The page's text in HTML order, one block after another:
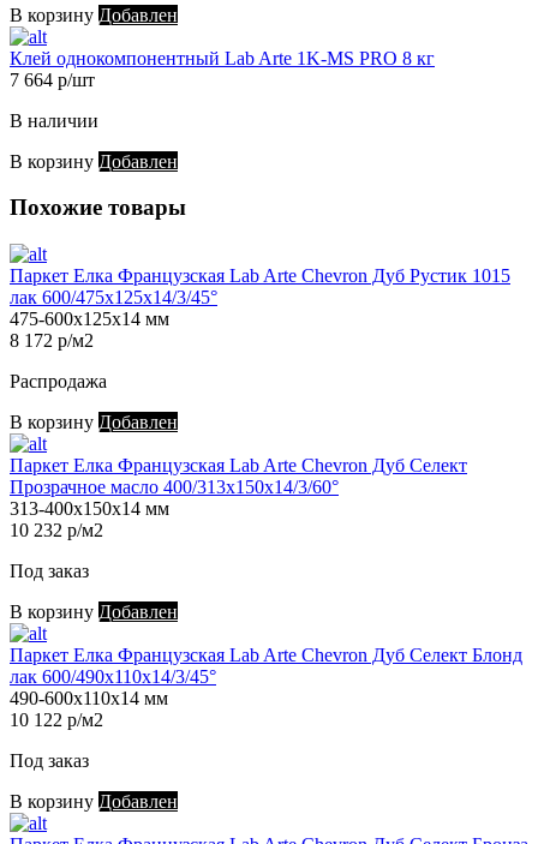
В корзину Добавлен
Клей однокомпонентный Lab Arte 1K-MS PRO 8 кг
7 664 р/шт
В наличии
В корзину Добавлен
Похожие товары
Паркет Елка Французская Lab Arte Chevron Дуб Рустик 1015
лак 600/475х125х14/3/45°
475-600х125х14 мм
8 172 р/м2
Распродажа
В корзину Добавлен
Паркет Елка Французская Lab Arte Chevron Дуб Селект
Прозрачное масло 400/313х150х14/3/60°
313-400х150х14 мм
10 232 р/м2
Под заказ
В корзину Добавлен
Паркет Елка Французская Lab Arte Chevron Дуб Селект Блонд
лак 600/490х110х14/3/45°
490-600х110х14 мм
10 122 р/м2
Под заказ
В корзину Добавлен